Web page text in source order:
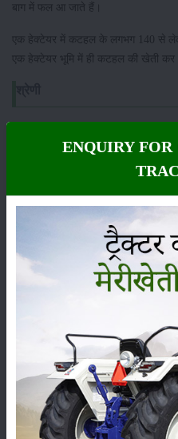
बाग में फल आ जाते हैं।
एक हेक्टेयर में कटहल के लगभग 140 से
एक हेक्टेयर भूमि में ही कटहल की खेती
कीटनाशक
कृषि यंत्र
ENQUIRY